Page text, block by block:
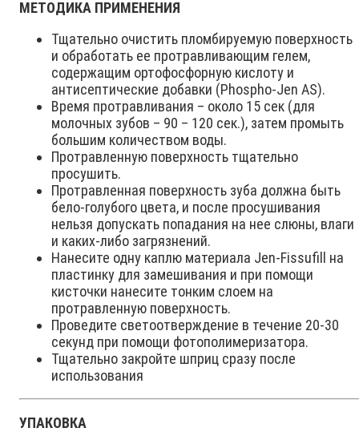
МЕТОДИКА ПРИМЕНЕНИЯ
Тщательно очистить пломбируемую поверхность
и обработать ее протравливающим гелем,
содержащим ортофосфорную кислоту и
антисептические добавки (Phospho-Jen AS).
Время протравливания – около 15 сек (для
молочных зубов – 90 – 120 сек.), затем промыть
большим количеством воды.
Протравленную поверхность тщательно
просушить.
Протравленная поверхность зуба должна быть
бело-голубого цвета, и после просушивания
нельзя допускать попадания на нее слюны, влаги
и каких-либо загрязнений.
Нанесите одну каплю материала Jen-Fissufill на
пластинку для замешивания и при помощи
кисточки нанесите тонким слоем на
протравленную поверхность.
Проведите светоотверждение в течение 20-30
секунд при помощи фотополимеризатора.
Тщательно закройте шприц сразу после
использования
УПАКОВКА